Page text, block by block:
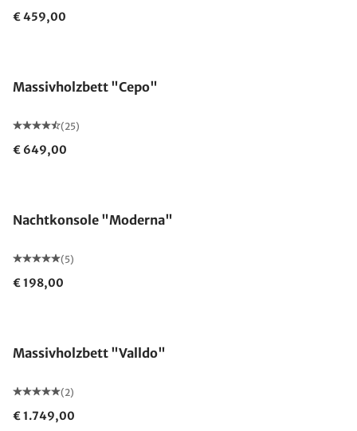
€ 459,00
Massivholzbett "Cepo"
(25)
€ 649,00
Nachtkonsole "Moderna"
(5)
€ 198,00
Massivholzbett "Valldo"
(2)
€ 1.749,00